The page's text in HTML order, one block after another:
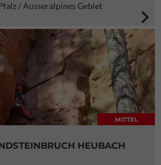
/ Ausseralpines Gebiet
MITTEL
HEUBACH